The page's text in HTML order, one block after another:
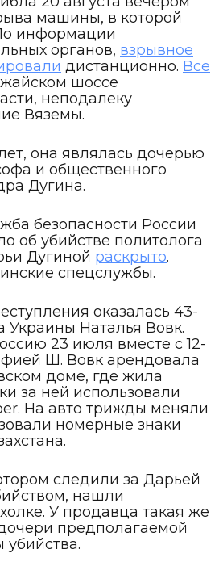
машины, в которой
информации
органов, взрывное
дистанционно. Все
шоссе
неподалеку
Вяземы.
она являлась дочерью
и общественного
Дугина.
безопасности России
об убийстве политолога
Дугиной раскрыто.
спецслужбы.
оказалась 43-
Украины Наталья Вовк.
23 июля вместе с 12-
Ш. Вовк арендовала
доме, где жила
за ней использовали
На авто трижды меняли
номерные знаки
следили за Дарьей
нашли
У продавца такая же
предполагаемой